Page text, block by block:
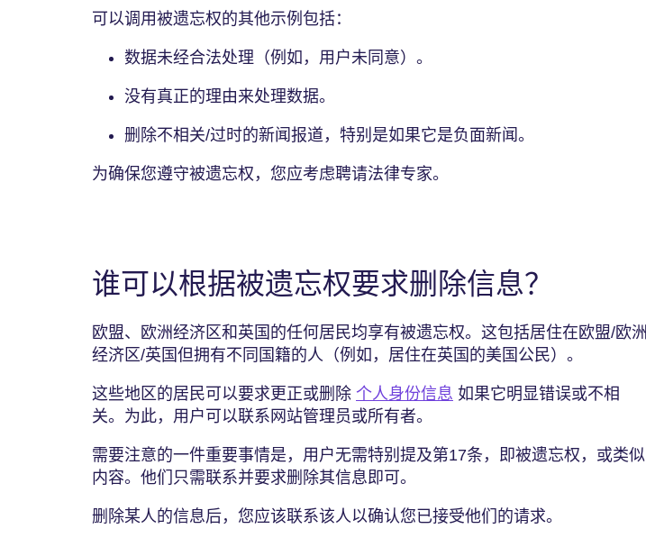
可以调用被遗忘权的其他示例包括：
数据未经合法处理（例如，用户未同意）。
没有真正的理由来处理数据。
删除不相关/过时的新闻报道，特别是如果它是负面新闻。
为确保您遵守被遗忘权，您应考虑聘请法律专家。
谁可以根据被遗忘权要求删除信息？
欧盟、欧洲经济区和英国的任何居民均享有被遗忘权。这包括居住在欧盟/欧洲
经济区/英国但拥有不同国籍的人（例如，居住在英国的美国公民）。
这些地区的居民可以要求更正或删除 个人身份信息 如果它明显错误或不相
关。为此，用户可以联系网站管理员或所有者。
需要注意的一件重要事情是，用户无需特别提及第17条，即被遗忘权，或类似
内容。他们只需联系并要求删除其信息即可。
删除某人的信息后，您应该联系该人以确认您已接受他们的请求。